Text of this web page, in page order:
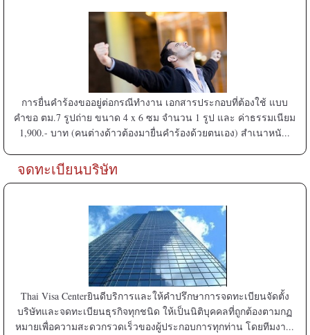
การยื่นคำร้องขออยู่ต่อกรณีทำงาน เอกสารประกอบที่ต้องใช้ แบบ
คำขอ ตม.7 รูปถ่าย ขนาด 4 x 6 ซม จำนวน 1 รูป และ ค่าธรรมเนียม
1,900.- บาท (คนต่างด้าวต้องมายื่นคำร้องด้วยตนเอง) สำเนาหนั...
จดทะเบียนบริษัท
Thai Visa Centerยินดีบริการและให้คำปรึกษาการจดทะเบียนจัดตั้ง
บริษัทและจดทะเบียนธุรกิจทุกชนิด ให้เป็นนิติบุคคลที่ถูกต้องตามกฏ
หมายเพื่อความสะดวกรวดเร็วของผู้ประกอบการทุกท่าน โดยทีมงา...